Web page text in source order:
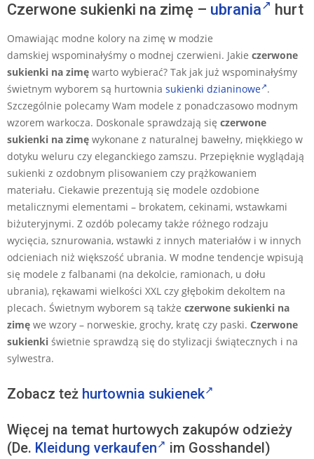
Czerwone sukienki na zimę – ubrania hurt
Omawiając modne kolory na zimę w modzie
damskiej wspominałyśmy o modnej czerwieni. Jakie czerwone
sukienki na zimę warto wybierać? Tak jak już wspominałyśmy
świetnym wyborem są hurtownia sukienki dzianinowe .
Szczególnie polecamy Wam modele z ponadczasowo modnym
wzorem warkocza. Doskonale sprawdzają się czerwone
sukienki na zimę wykonane z naturalnej bawełny, miękkiego w
dotyku weluru czy eleganckiego zamszu. Przepięknie wyglądają
sukienki z ozdobnym plisowaniem czy prążkowaniem
materiału. Ciekawie prezentują się modele ozdobione
metalicznymi elementami – brokatem, cekinami, wstawkami
biżuteryjnymi. Z ozdób polecamy także różnego rodzaju
wycięcia, sznurowania, wstawki z innych materiałów i w innych
odcieniach niż większość ubrania. W modne tendencje wpisują
się modele z falbanami (na dekolcie, ramionach, u dołu
ubrania), rękawami wielkości XXL czy głębokim dekoltem na
plecach. Świetnym wyborem są także czerwone sukienki na
zimę we wzory – norweskie, grochy, kratę czy paski. Czerwone
sukienki świetnie sprawdzą się do stylizacji świątecznych i na
sylwestra.
Zobacz też hurtownia sukienek
Więcej na temat hurtowych zakupów odzieży
(De. Kleidung verkaufen im Gosshandel)